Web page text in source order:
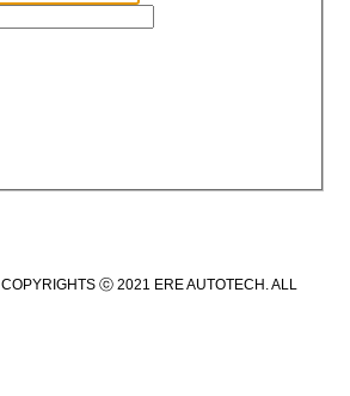
COPYRIGHTS ⓒ 2021 ERE AUTOTECH. ALL